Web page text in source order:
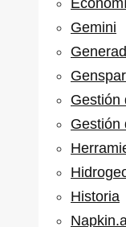
Gemini
Gestión
Gestión
Historia